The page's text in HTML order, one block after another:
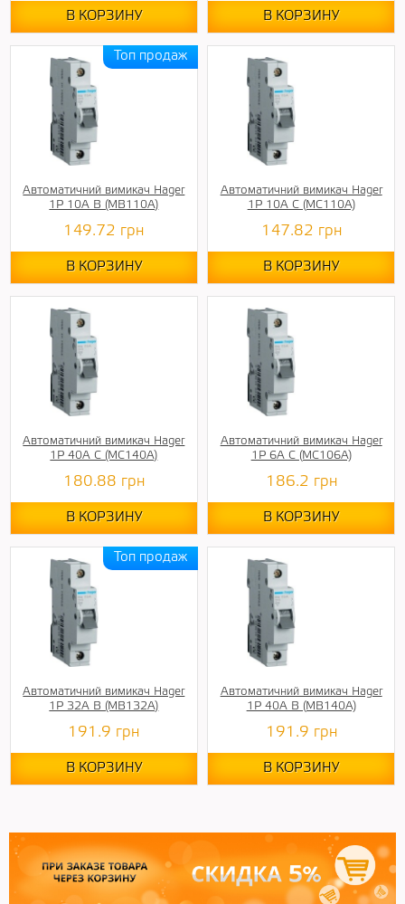
В КОРЗИНУ В КОРЗИНУ
Автоматичний вимикач Hager
1P 10A B (MB110A)
149.72 грн
В КОРЗИНУ
Автоматичний вимикач Hager
1P 10A C (MC110A)
147.82 грн
В КОРЗИНУ
Автоматичний вимикач Hager
1P 40A C (MC140A)
180.88 грн
В КОРЗИНУ
Автоматичний вимикач Hager
1P 6A C (MC106A)
186.2 грн
В КОРЗИНУ
Автоматичний вимикач Hager
1P 32A B (MB132A)
191.9 грн
В КОРЗИНУ
Автоматичний вимикач Hager
1P 40A B (MB140A)
191.9 грн
В КОРЗИНУ